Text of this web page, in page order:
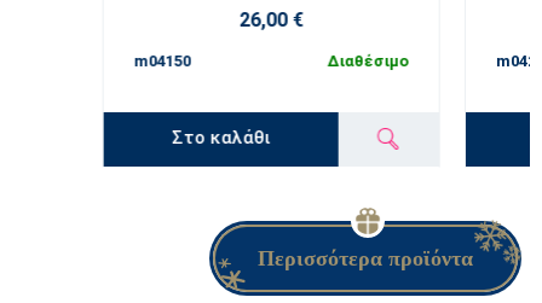
26,00 €
m04150 Διαθέσιμο
Στο καλάθι
Περισσότερα προϊόντα